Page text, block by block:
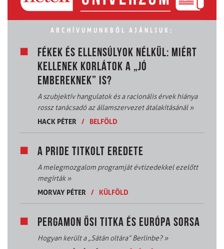
ARCHÍVUMUNKBÓL AJÁNLJUK:
FÉKEK ÉS ELLENSÚLYOK NÉLKÜL: MIÉRT
KELLENEK KORLÁTOK A „JÓ
EMBEREKNEK” IS?
A szubjektív hangulatok és a racionális érvek hiánya
rossz tanácsadó az államszervezet átalakításánál»
HACK PÉTER
/ BELFÖLD
A PRIDE TITKOLT EREDETE
A melegmozgalom programját évtizedekkel ezelőtt
megírták»
MORVAY PÉTER
/ KÜLFÖLD
PERGAMON ŐSI TITKA ÉS EURÓPA SORSA
Hogyan került a „Sátán oltára” Berlinbe?»